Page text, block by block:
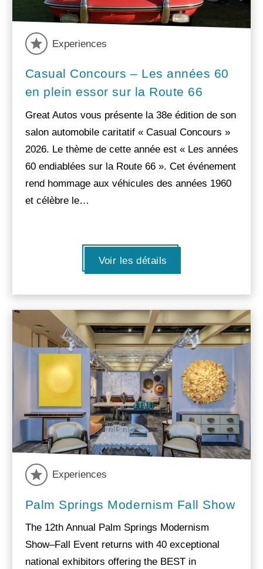
Experiences
Casual Concours – Les années 60
en plein essor sur la Route 66
Great Autos vous présente la 38e édition de son
salon automobile caritatif « Casual Concours »
2026. Le thème de cette année est « Les années
60 endiablées sur la Route 66 ». Cet événement
rend hommage aux véhicules des années 1960
et célèbre le…
Voir les détails
Experiences
Palm Springs Modernism Fall Show
The 12th Annual Palm Springs Modernism
Show–Fall Event returns with 40 exceptional
national exhibitors offering the BEST in